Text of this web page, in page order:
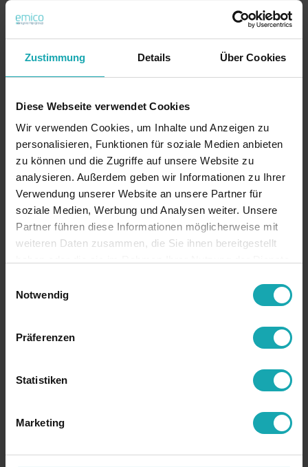
Zustimmung Details Über Cookies
Diese Webseite verwendet Cookies
Wir verwenden Cookies, um Inhalte und Anzeigen zu
personalisieren, Funktionen für soziale Medien anbieten
zu können und die Zugriffe auf unsere Website zu
analysieren. Außerdem geben wir Informationen zu Ihrer
Verwendung unserer Website an unsere Partner für
soziale Medien, Werbung und Analysen weiter. Unsere
Partner führen diese Informationen möglicherweise mit
weiteren Daten zusammen, die Sie ihnen bereitgestellt
Notwendig
Präferenzen
Statistiken
Marketing
XXX (C) = lunghezza in mm (prezzi su richiesta)
Su richiesta
Chiedere
campioni
Chiedere prezzo
RoHS